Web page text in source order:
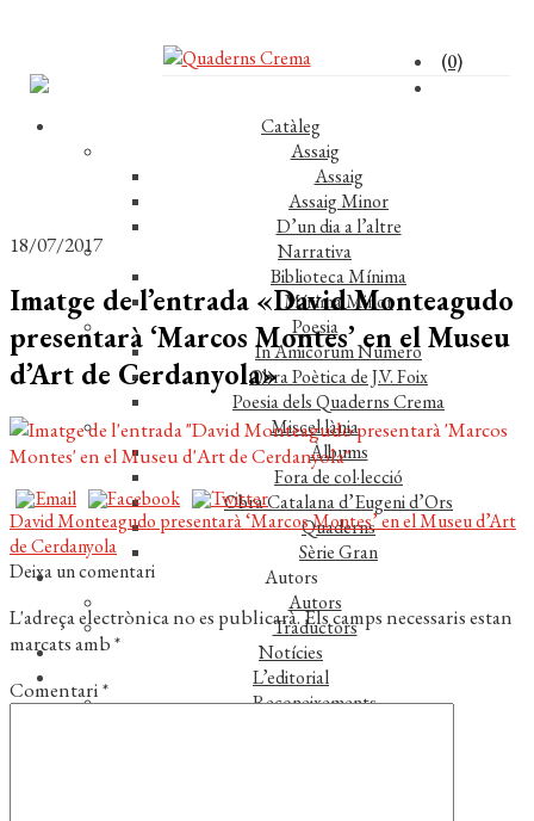
(0)
Catàleg
Assaig
Assaig
Assaig Minor
D’un dia a l’altre
Narrativa
Biblioteca Mínima
Mínima Minor
Poesia
In Amicorum Numero
Obra Poètica de J.V. Foix
Poesia dels Quaderns Crema
Miscel·lània
Àlbums
Fora de col·lecció
Obra Catalana d’Eugeni d’Ors
Quaderns
Sèrie Gran
Autors
Autors
Traductors
Notícies
L’editorial
Reconeixements
18/07/2017
Imatge de l’entrada «David Monteagudo
presentarà ‘Marcos Montes’ en el Museu
d’Art de Cerdanyola»
Navegació
d'entrades
Entrada
anterior:
David Monteagudo presentarà ‘Marcos Montes’ en el Museu d’Art
de Cerdanyola
Deixa un comentari
L'adreça electrònica no es publicarà.Els camps necessaris estan
marcats amb*
Comentari*